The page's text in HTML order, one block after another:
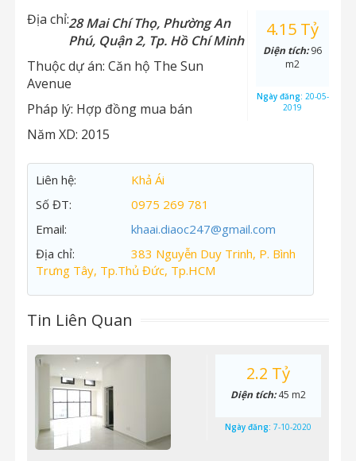
Địa chỉ:28 Mai Chí Thọ, Phường An
Phú, Quận 2, Tp. Hồ Chí Minh
Thuộc dự án: Căn hộ The Sun
Avenue
Pháp lý: Hợp đồng mua bán
Năm XD: 2015
4.15 Tỷ
Diện tích:96
m2
Ngày đăng: 20-05-
2019
Liên hệ:
Khả Ái
Số ĐT:
0975 269 781
Email:
khaai.diaoc247@gmail.com
Địa chỉ:
383 Nguyễn Duy Trinh, P. Bình
Trưng Tây, Tp.Thủ Đức, Tp.HCM
Tin Liên Quan
2.2 Tỷ
Diện tích:45 m2
Ngày đăng: 7-10-2020